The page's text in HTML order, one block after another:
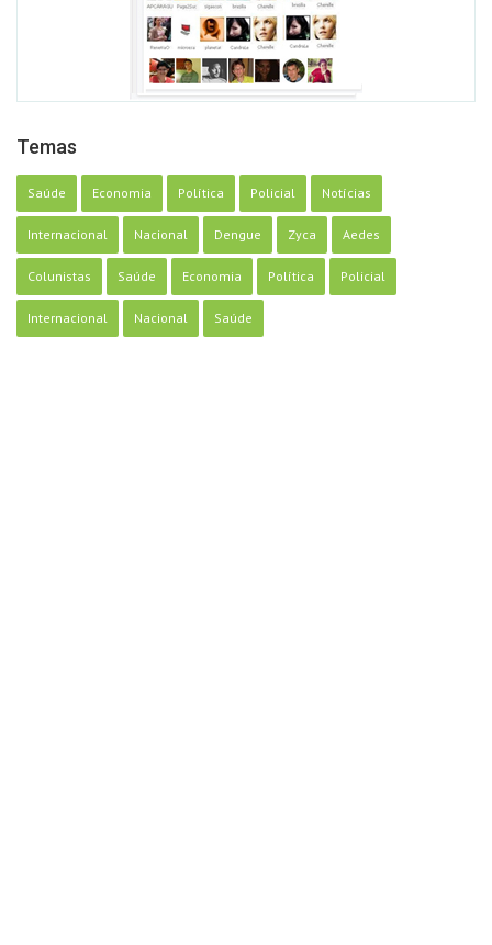
Temas
Saúde Economia Política Policial Notícias
Internacional Nacional Dengue Zyca Aedes
Colunistas Saúde Economia Política Policial
Internacional Nacional Saúde